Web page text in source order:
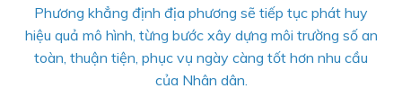
Phương khẳng định địa phương sẽ tiếp tục phát huy
hiệu quả mô hình, từng bước xây dựng môi trường số an
toàn, thuận tiện, phục vụ ngày càng tốt hơn nhu cầu
của Nhân dân.